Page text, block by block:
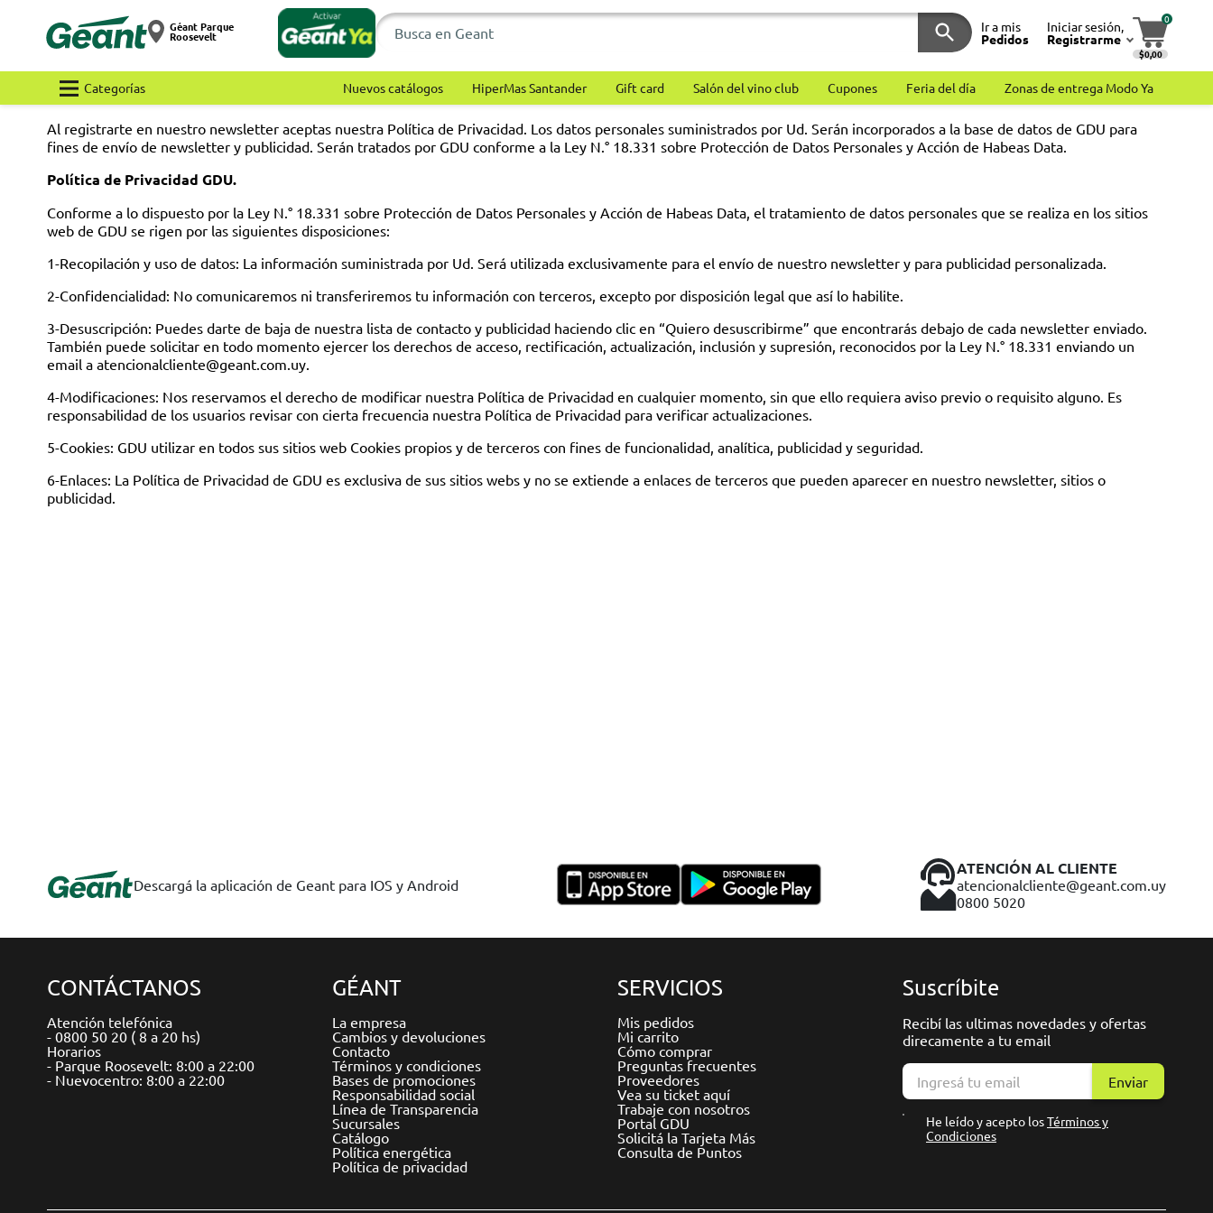
Géant Parque
Roosevelt
Ir a mis
Pedidos
Iniciar sesión,
Registrarme
0
$0,00
Categorías Nuevos catálogos HiperMas Santander Gift card Salón del vino club Cupones Feria del día Zonas de entrega Modo Ya
Descargá la aplicación de Geant para IOS y Android
ATENCIÓN AL CLIENTE
atencionalcliente@geant.com.uy
0800 5020
CONTÁCTANOS
Atención telefónica
- 0800 50 20 ( 8 a 20 hs)
Horarios
- Parque Roosevelt: 8:00 a 22:00
- Nuevocentro: 8:00 a 22:00
GÉANT
La empresa
Cambios y devoluciones
Contacto
Términos y condiciones
Bases de promociones
Responsabilidad social
Línea de Transparencia
Sucursales
Catálogo
Política energética
Política de privacidad
SERVICIOS
Mis pedidos
Mi carrito
Cómo comprar
Preguntas frecuentes
Proveedores
Vea su ticket aquí
Trabaje con nosotros
Portal GDU
Solicitá la Tarjeta Más
Consulta de Puntos
Suscríbite
Recibí las ultimas novedades y ofertas
direcamente a tu email
Enviar
He leído y acepto losTérminos y
Condiciones